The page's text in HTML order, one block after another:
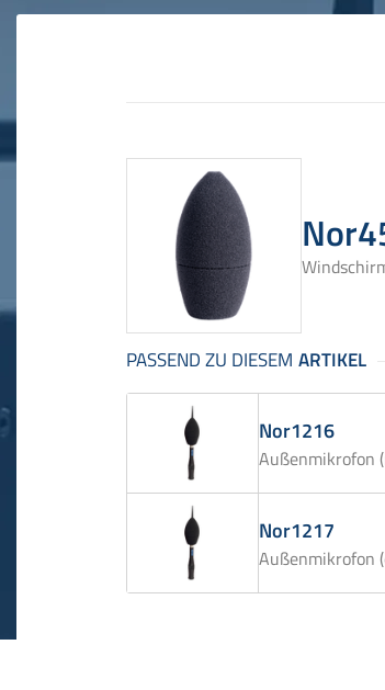
Nor1216
Außenmikrofon
Nor1217
Außenmikrofon